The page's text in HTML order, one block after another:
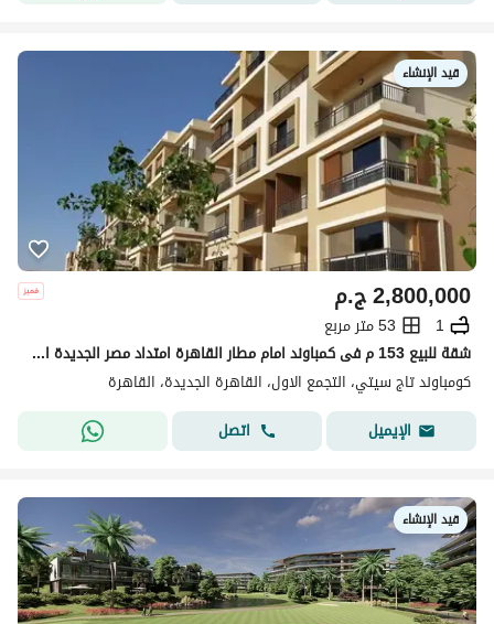
قيد الإنشاء
ج.م2,800,000
1
53 متر مربع
شقة للبيع 153 م فى كمباوند امام مطار القاهرة امتداد مصر الجديدة الشقة بحري و علي لاند سكيب
كومباوند تاج سيتي، التجمع الاول، القاهرة الجديدة، القاهرة
الإيميل
اتصل
قيد الإنشاء